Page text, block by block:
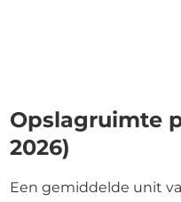
Opslagruimte
2026)
Een gemiddelde unit